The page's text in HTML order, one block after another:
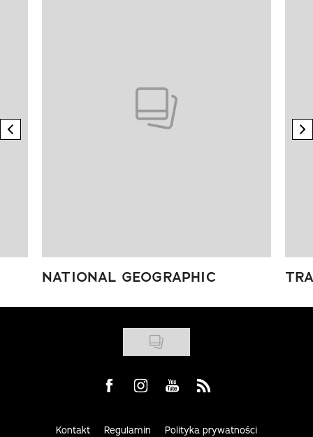
previous element
NATIONAL GEOGRAPHIC
Visit us on Facebook
Visit us on Instagram
Visit us on Youtube
Visit us on Rss
Kontakt Regulamin Polityka prywatności